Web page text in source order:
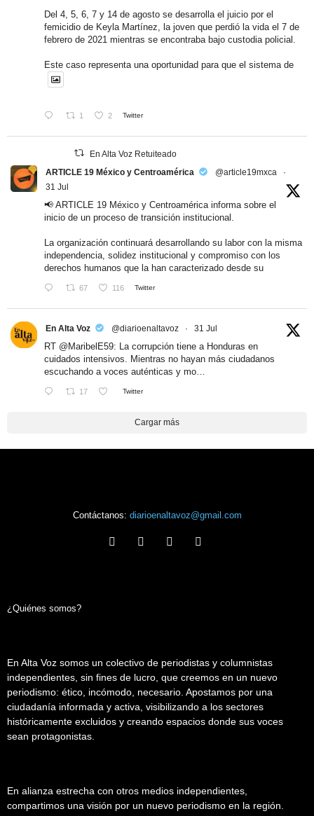
Del 4, 5, 6, 7 y 14 de agosto se desarrolla el juicio por el
femicidio de Keyla Martínez, la joven que perdió la vida el 7 de
febrero de 2021 mientras se encontraba bajo custodia policial.
Este caso representa una oportunidad para que el sistema de
1 2 Twitter
En Alta Voz Retuiteado
ARTICLE 19 México y Centroamérica
@article19mxca
·
31 Jul
📢 ARTICLE 19 México y Centroamérica informa sobre el
inicio de un proceso de transición institucional.
La organización continuará desarrollando su labor con la misma
independencia, solidez institucional y compromiso con los
derechos humanos que la han caracterizado desde su
67 116 Twitter
En Alta Voz @diarioenaltavoz · 31 Jul
RT @MaribelE59: La corrupción tiene a Honduras en
cuidados intensivos. Mientras no hayan más ciudadanos
escuchando a voces auténticas y mo…
17 Twitter
Cargar más
Contáctanos: diarioenaltavoz@gmail.com
¿Quiénes somos?
En Alta Voz somos un colectivo de periodistas y columnistas
independientes, sin fines de lucro, que creemos en un nuevo
periodismo: ético, incómodo, necesario. Apostamos por una
ciudadanía informada y activa, visibilizando a los sectores
históricamente excluidos y creando espacios donde sus voces
sean protagonistas.
En alianza estrecha con otros medios independientes,
compartimos una visión por un nuevo periodismo en la región.